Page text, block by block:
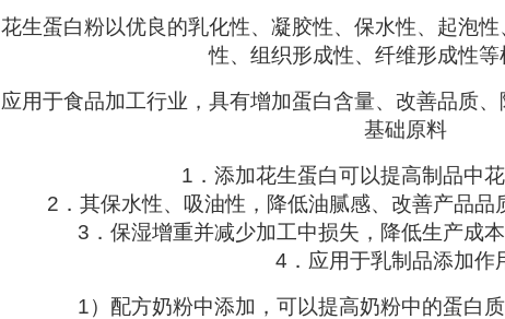
花生蛋白粉以优良的乳化性、凝胶性、保水性、起泡
性、组织形成性、纤维形成性等
应用于食品加工行业，具有增加蛋白含量、改善品质
基础原料
1．添加花生蛋白可以提高制品中
2．其保水性、吸油性，降低油腻感、改善产品品
3．保湿增重并减少加工中损失，降低生产成
4．应用于乳制品添加作
1）配方奶粉中添加，可以提高奶粉中的蛋白